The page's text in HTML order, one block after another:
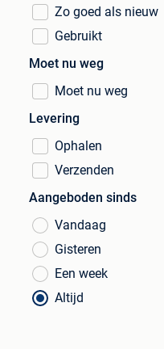
Zo goed als nieuw
Gebruikt
Moet nu weg
Moet nu weg
Levering
Ophalen
Verzenden
Aangeboden sinds
Vandaag
Gisteren
Een week
Altijd